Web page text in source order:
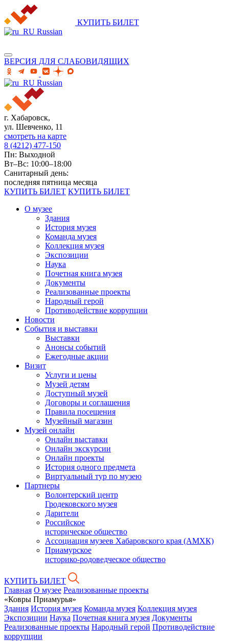
КУПИТЬ БИЛЕТ
Russian
ВЕРСИЯ ДЛЯ СЛАБОВИДЯЩИХ
Russian
г. Хабаровск,
ул. Шевченко, 11
смотреть на карте
8 (4212) 477-150
Пн: Выходной
Вт–Вс: 10:00–18:00
Санитарный день:
последняя пятница месяца
КУПИТЬ БИЛЕТ КУПИТЬ БИЛЕТ
О музее
Здания
История музея
Команда музея
Коллекция музея
Экспозиции
Наука
Почетная книга музея
Документы
Реализованные проекты
Народный герой
Противодействие коррупции
Новости
События и выставки
Выставки
Анонсы событий
Ежегодные акции
Визит
Услуги и цены
Музей детям
Доступный музей
Договоры и соглашения
Правила посещения
Музейный магазин
Музей онлайн
Онлайн выставки
Онлайн экскурсии
Онлайн проекты
История одного предмета
Виртуальный тур по музею
Партнеры
Волонтерский центр
Гродековского музея
Дарители
Российское
историческое общество
Ассоциация музеев Хабаровского края (АМХК)
Приамурское
историко-родоведческое общество
КУПИТЬ БИЛЕТ
Главная О музее Реализованные проекты
«Ковры Приамурья»
Здания История музея Команда музея Коллекция музея
Экспозиции Наука Почетная книга музея Документы
Реализованные проекты Народный герой Противодействие
коррупции